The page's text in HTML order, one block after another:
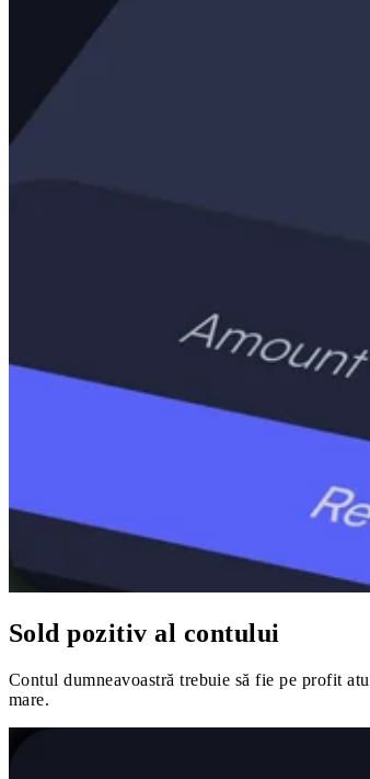
Sold pozitiv al contului
Contul dumneavoastră trebuie să fie pe profit
mare.